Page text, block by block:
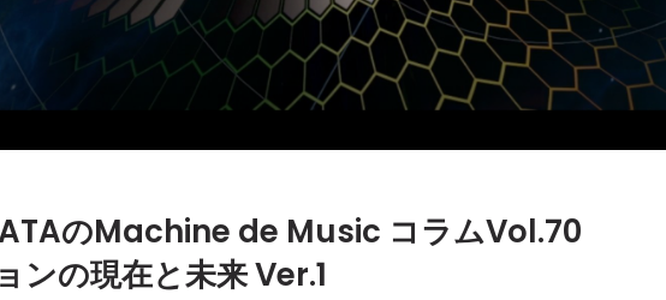
のMachine de Music コラムVol.70
ンの現在と未来 Ver.1